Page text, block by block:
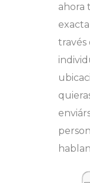
ahora
través